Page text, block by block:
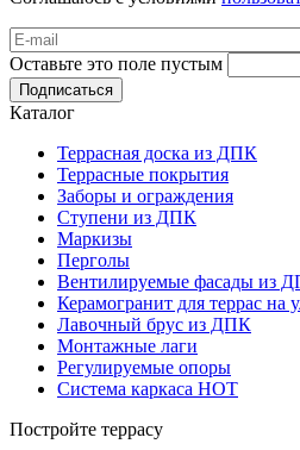
Оставьте это поле пустым
Подписаться
Каталог
Террасная доска из ДПК
Террасные покрытия
Заборы и ограждения
Ступени из ДПК
Маркизы
Перголы
Вентилируемые фасады из
Керамогранит для террас на
Лавочный брус из ДПК
Монтажные лаги
Регулируемые опоры
Система каркаса НОТ
Постройте террасу